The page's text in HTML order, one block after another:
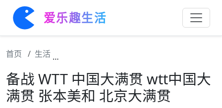
爱乐趣生活
首页 生活
备战 WTT 中国大满贯 wtt中国大
满贯 张本美和 北京大满贯